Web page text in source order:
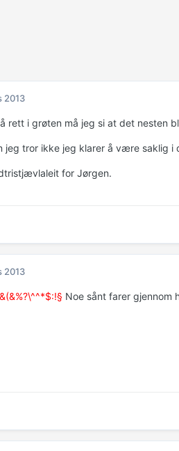
2013
rett i grøten må jeg si at det nesten
jeg tror ikke jeg klarer å være saklig
for Jørgen.
2013
Noe sånt farer